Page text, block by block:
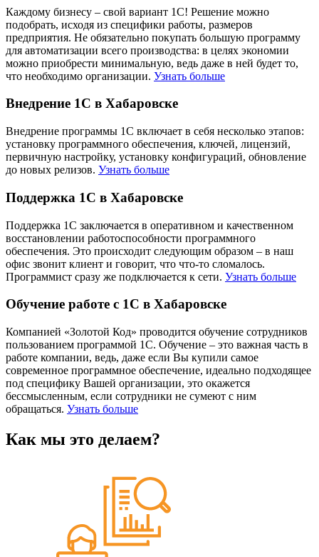
Каждому бизнесу – свой вариант 1С! Решение можно
подобрать, исходя из специфики работы, размеров
предприятия. Не обязательно покупать большую программу
для автоматизации всего производства: в целях экономии
можно приобрести минимальную, ведь даже в ней будет то,
что необходимо организации. Узнать больше
Внедрение 1С в Хабаровске
Внедрение программы 1С включает в себя несколько этапов:
установку программного обеспечения, ключей, лицензий,
первичную настройку, установку конфигураций, обновление
до новых релизов. Узнать больше
Поддержка 1С в Хабаровске
Поддержка 1С заключается в оперативном и качественном
восстановлении работоспособности программного
обеспечения. Это происходит следующим образом – в наш
офис звонит клиент и говорит, что что-то сломалось.
Программист сразу же подключается к сети. Узнать больше
Обучение работе с 1С в Хабаровске
Компанией «Золотой Код» проводится обучение сотрудников
пользованием программой 1С. Обучение – это важная часть в
работе компании, ведь, даже если Вы купили самое
современное программное обеспечение, идеально подходящее
под специфику Вашей организации, это окажется
бессмысленным, если сотрудники не сумеют с ним
обращаться. Узнать больше
Как мы это делаем?